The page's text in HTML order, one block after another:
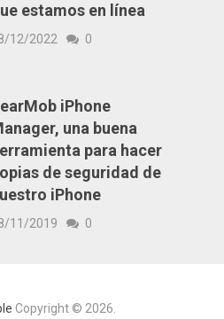
estamos en línea
12/2022 0
iPhone
una buena
para hacer
de seguridad de
iPhone
11/2019 0
Copyright © 2026.